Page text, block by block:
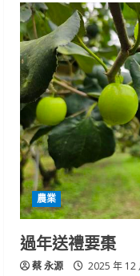
溫
來
襲，
臺
南
區
農
業
改
良
場
籲
請
友
做
好
作
物
防
寒
害
措
施
農業
過年送禮要棗
蔡 永源 2025 年 12